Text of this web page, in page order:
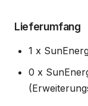
Lieferumfang
1 x
0 x